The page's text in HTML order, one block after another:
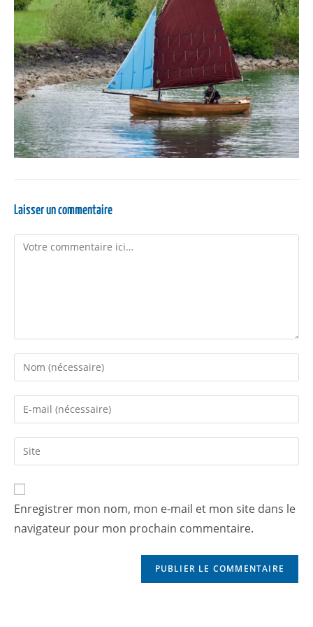
Laisser un commentaire
Enregistrer mon nom, mon e-mail et mon site dans le
navigateur pour mon prochain commentaire.